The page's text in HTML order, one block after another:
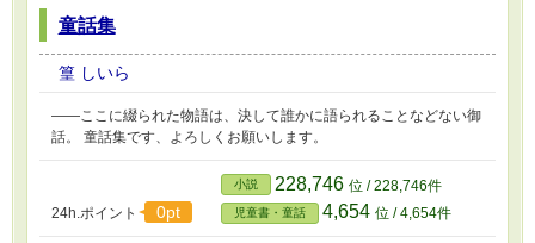
童話集
篁 しいら
――ここに綴られた物語は、決して誰かに語られることなどない御
話。 童話集です、よろしくお願いします。
24h.ポイント 0pt
小説 228,746 位 / 228,746件
児童書・童話 4,654 位 / 4,654件